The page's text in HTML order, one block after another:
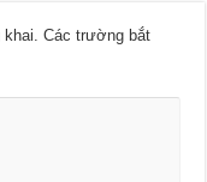
khai. Các trường bắt